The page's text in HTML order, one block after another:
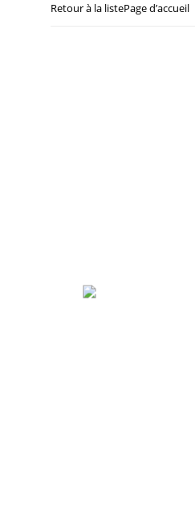
Retour à la listePage d’accueil